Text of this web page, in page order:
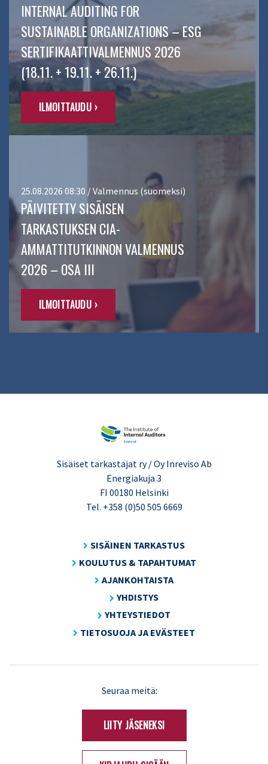
INTERNAL AUDITING FOR
SUSTAINABLE ORGANIZATIONS – ESG
SERTIFIKAATTIVALMENNUS 2026
(18.11. + 19.11. + 26.11.)
ILMOITTAUDU ›
25.08.2026 08:30 / Valmennus (suomeksi)
PÄIVITETTY SISÄISEN
TARKASTUKSEN CIA-
AMMATTITUTKINNON VALMENNUS
2026 – OSA III
ILMOITTAUDU ›
Sisäiset tarkastajat ry / Oy Inreviso Ab
Energiakuja 3
FI 00180 Helsinki
Tel. +358 (0)50 505 6669
SISÄINEN TARKASTUS
KOULUTUS & TAPAHTUMAT
AJANKOHTAISTA
YHDISTYS
YHTEYSTIEDOT
TIETOSUOJA JA EVÄSTEET
Seuraa meitä:
LIITY JÄSENEKSI